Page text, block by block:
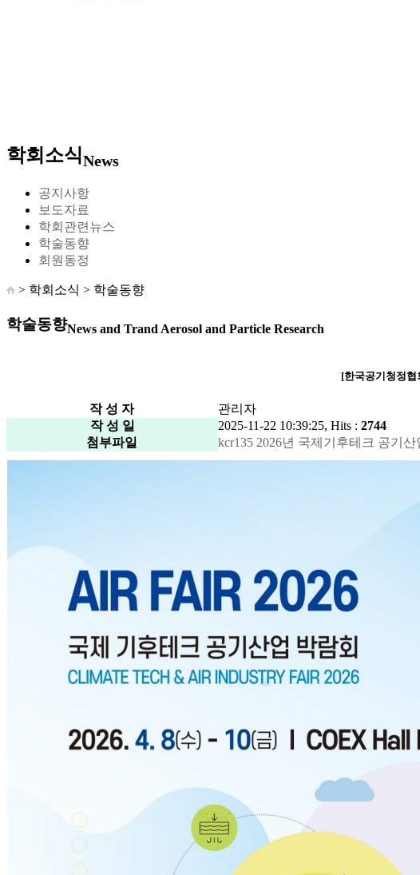
학회소식News
공지사항
보도자료
학회관련뉴스
학술동향
회원동정
> 학회소식 > 학술동향
학술동향News and Trand Aerosol and Particle Research
[한국공기청정
작 성 자
관리자
작 성 일
2025-11-22 10:39:25, Hits : 2744
첨부파일
kcr135 2026년 국제기후테크 공기